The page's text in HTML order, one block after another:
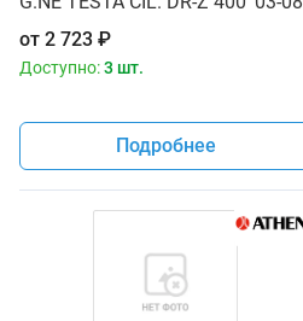
от 2 723 ₽
Доступно:3 шт.
Подробнее